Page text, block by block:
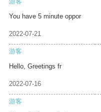
You have 5 minute oppor
2022-07-21
游客
Hello, Greetings fr
2022-07-16
游客